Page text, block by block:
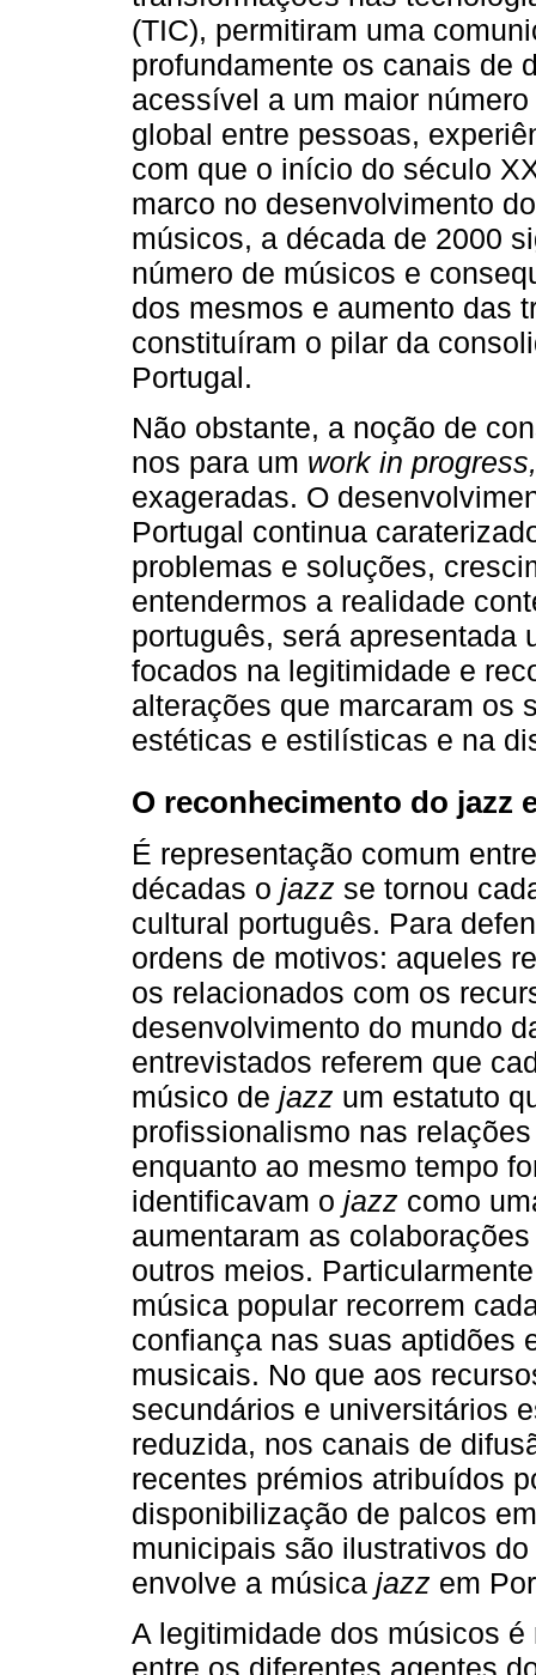
(TIC), permitiram uma
profundamente os canais de
acessível a um maior
global entre pessoas,
com que o início do século
marco no desenvolvimento
músicos, a década de 2000
número de músicos e
dos mesmos e aumento das
constituíram o pilar da
Portugal.
Não obstante, a noção de
nos para um work in progress,
exageradas. O
Portugal continua
problemas e soluções,
entendermos a realidade
português, será apresentada
focados na legitimidade e
alterações que marcaram os
estéticas e estilísticas e na
O reconhecimento do jazz
É representação comum
décadas o jazz se tornou
cultural português. Para
ordens de motivos: aqueles
os relacionados com os
desenvolvimento do mundo
entrevistados referem que
músico de jazz um estatuto
profissionalismo nas
enquanto ao mesmo tempo
identificavam o jazz como
aumentaram as
outros meios.
música popular recorrem
confiança nas suas aptidões
musicais. No que aos
secundários e universitários
reduzida, nos canais de
recentes prémios atribuídos
disponibilização de palcos
municipais são ilustrativos
envolve a música jazz em
A legitimidade dos músicos
entre os diferentes agentes